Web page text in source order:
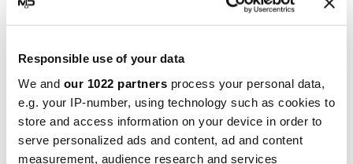
Responsible use of your data
We and our 1022 partners process your personal data,
e.g. your IP-number, using technology such as cookies to
store and access information on your device in order to
serve personalized ads and content, ad and content
measurement, audience research and services
collecteurs pour motos. Si vous avez des
questions ou des doutes concernant le
silencieux, le silencieux ou l'échappement de
a été fondée à Barcelone en 1955 et est
aujourd'hui une marque consolidée dans le
domaine de la compétition moto, présente dans